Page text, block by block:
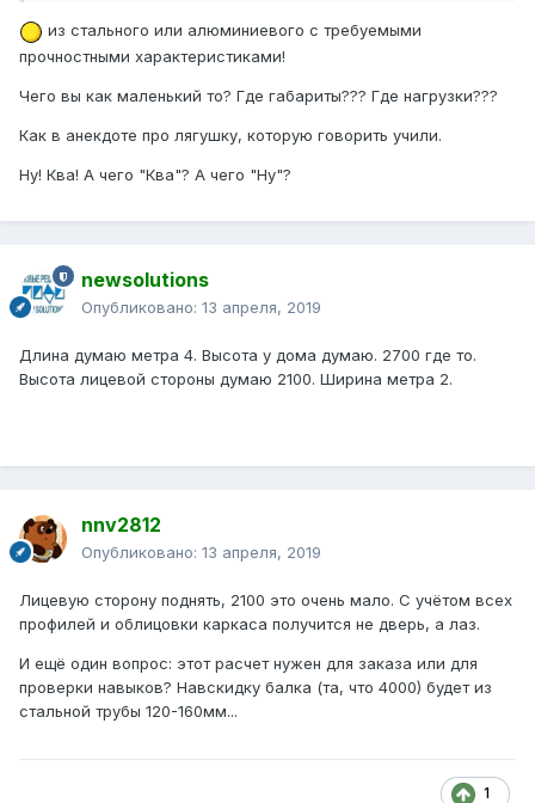
из стального или алюминиевого с требуемыми
прочностными характеристиками!
Чего вы как маленький то? Где габариты??? Где нагрузки???
Как в анекдоте про лягушку, которую говорить учили.
Ну! Ква! А чего "Ква"? А чего "Ну"?
newsolutions
Опубликовано: 13 апреля, 2019
Длина думаю метра 4. Высота у дома думаю. 2700 где то.
Высота лицевой стороны думаю 2100. Ширина метра 2.
nnv2812
Опубликовано: 13 апреля, 2019
Лицевую сторону поднять, 2100 это очень мало. С учётом всех
профилей и облицовки каркаса получится не дверь, а лаз.
И ещё один вопрос: этот расчет нужен для заказа или для
проверки навыков? Навскидку балка (та, что 4000) будет из
стальной трубы 120-160мм...
1